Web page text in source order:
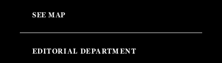
SEE MAP
EDITORIAL DEPARTMENT